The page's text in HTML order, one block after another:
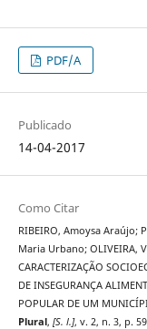
PDF/A
Publicado
14-04-2017
Como Citar
RIBEIRO, Amoysa Araújo;
Maria Urbano; OLIVEIRA,
CARACTERIZAÇÃO
DE INSEGURANÇA
POPULAR DE UM
Plural, [S. l.], v. 2, n. 3, p.